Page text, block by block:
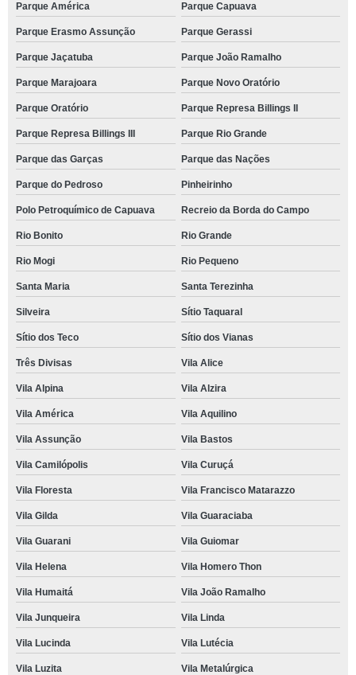
Parque América Parque Capuava
Parque Erasmo Assunção Parque Gerassi
Parque Jaçatuba Parque João Ramalho
Parque Marajoara Parque Novo Oratório
Parque Oratório Parque Represa Billings II
Parque Represa Billings III Parque Rio Grande
Parque das Garças Parque das Nações
Parque do Pedroso Pinheirinho
Polo Petroquímico de Capuava Recreio da Borda do Campo
Rio Bonito Rio Grande
Rio Mogi Rio Pequeno
Santa Maria Santa Terezinha
Silveira Sítio Taquaral
Sítio dos Teco Sítio dos Vianas
Três Divisas Vila Alice
Vila Alpina Vila Alzira
Vila América Vila Aquilino
Vila Assunção Vila Bastos
Vila Camilópolis Vila Curuçá
Vila Floresta Vila Francisco Matarazzo
Vila Gilda Vila Guaraciaba
Vila Guarani Vila Guiomar
Vila Helena Vila Homero Thon
Vila Humaitá Vila João Ramalho
Vila Junqueira Vila Linda
Vila Lucinda Vila Lutécia
Vila Luzita Vila Metalúrgica